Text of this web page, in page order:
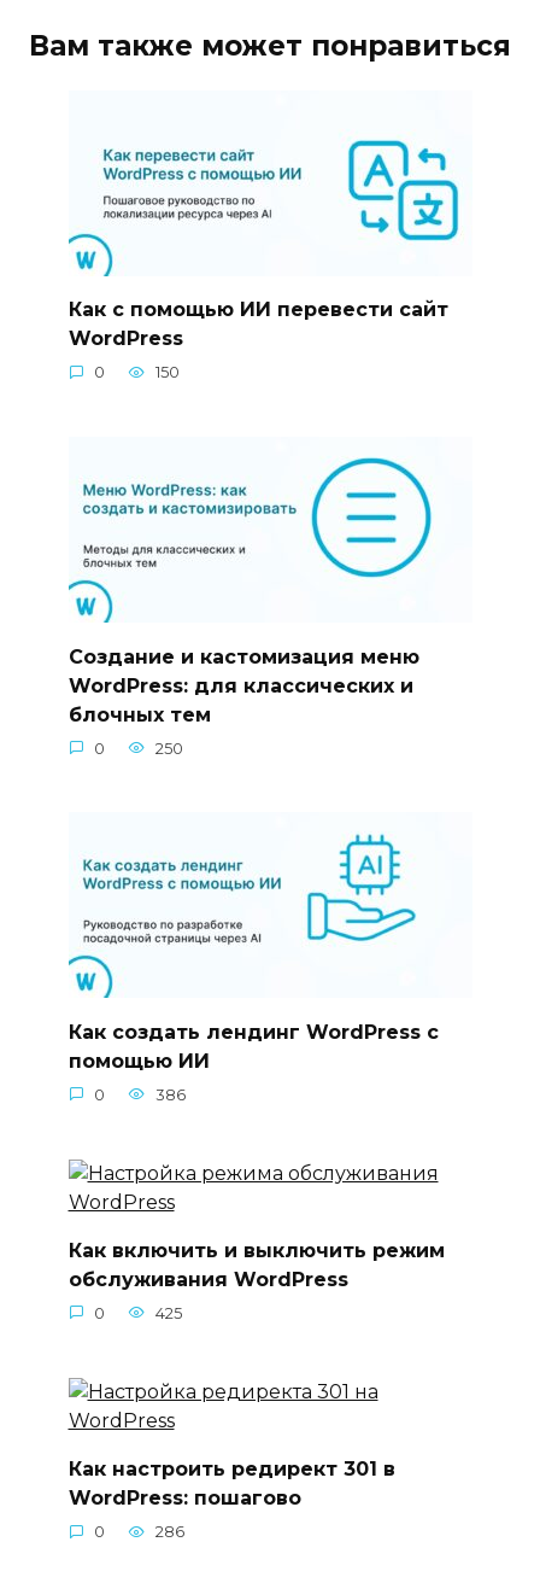
Вам также может понравиться
Как с помощью ИИ перевести сайт
WordPress
0 150
Создание и кастомизация меню
WordPress: для классических и
блочных тем
0 250
Как создать лендинг WordPress с
помощью ИИ
0 386
Как включить и выключить режим
обслуживания WordPress
0 425
Как настроить редирект 301 в
WordPress: пошагово
0 286